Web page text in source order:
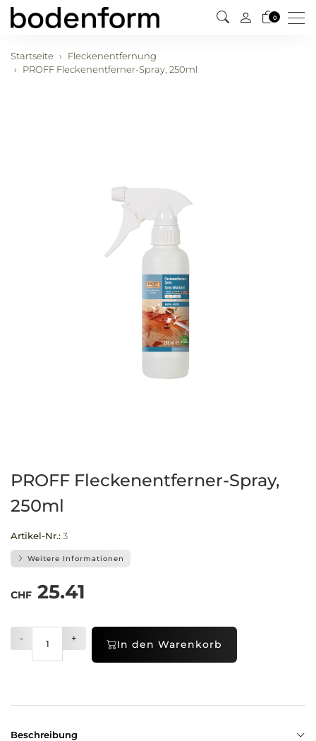
0
Startseite
Fleckenentfernung
PROFF Fleckenentferner-Spray, 250ml
PROFF Fleckenentferner-Spray,
250ml
Artikel-Nr.: 3
Weitere Informationen
CHF 25.41
- + In den Warenkorb
Beschreibung